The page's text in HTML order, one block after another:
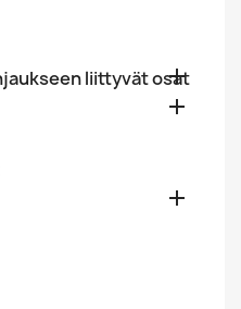
liittyvät osat


